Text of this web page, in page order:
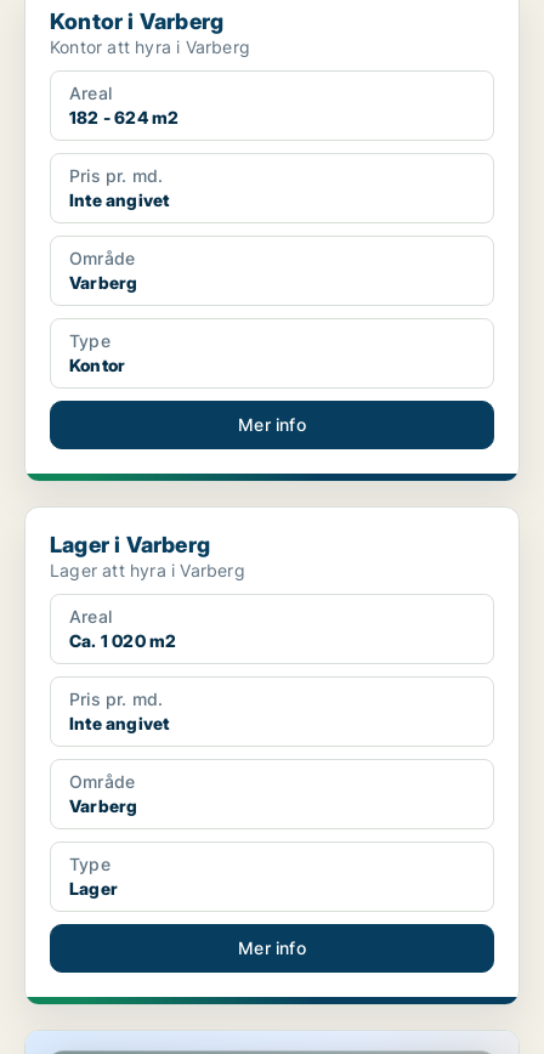
Kontor i Varberg
Kontor att hyra i Varberg
Areal
182 - 624 m2
Pris pr. md.
Inte angivet
Område
Varberg
Type
Kontor
Mer info
Lager i Varberg
Lager i Varberg
Lager att hyra i Varberg
Areal
Ca. 1 020 m2
Pris pr. md.
Inte angivet
Område
Varberg
Type
Lager
Mer info
Butikslokal i Varberg